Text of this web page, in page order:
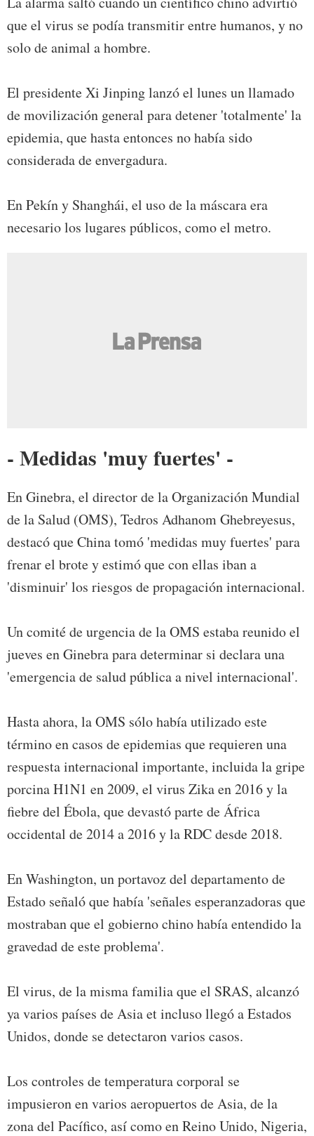
que el virus se podía transmitir entre humanos, y no
solo de animal a hombre.
El presidente Xi Jinping lanzó el lunes un llamado
de movilización general para detener 'totalmente' la
epidemia, que hasta entonces no había sido
considerada de envergadura.
En Pekín y Shanghái, el uso de la máscara era
necesario los lugares públicos, como el metro.
- Medidas 'muy fuertes' -
En Ginebra, el director de la Organización Mundial
de la Salud (OMS), Tedros Adhanom Ghebreyesus,
destacó que China tomó 'medidas muy fuertes' para
frenar el brote y estimó que con ellas iban a
'disminuir' los riesgos de propagación internacional.
Un comité de urgencia de la OMS estaba reunido el
jueves en Ginebra para determinar si declara una
'emergencia de salud pública a nivel internacional'.
Hasta ahora, la OMS sólo había utilizado este
término en casos de epidemias que requieren una
respuesta internacional importante, incluida la gripe
porcina H1N1 en 2009, el virus Zika en 2016 y la
fiebre del Ébola, que devastó parte de África
occidental de 2014 a 2016 y la RDC desde 2018.
En Washington, un portavoz del departamento de
Estado señaló que había 'señales esperanzadoras que
mostraban que el gobierno chino había entendido la
gravedad de este problema'.
El virus, de la misma familia que el SRAS, alcanzó
ya varios países de Asia et incluso llegó a Estados
Unidos, donde se detectaron varios casos.
Los controles de temperatura corporal se
impusieron en varios aeropuertos de Asia, de la
zona del Pacífico, así como en Reino Unido, Nigeria,